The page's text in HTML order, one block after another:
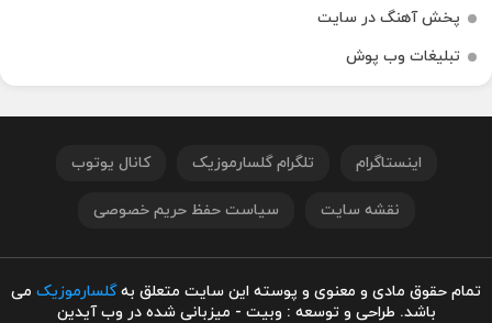
پخش آهنگ در سایت
تبلیغات وب پوش
اینستاگرام تلگرام گلسارموزیک کانال یوتوب
نقشه سایت سیاست حفظ حریم خصوصی
تمام حقوق مادی و معنوی و پوسته این سایت متعلق بهگلسارموزیک می
باشد. طراحی و توسعه : وبیت - میزبانی شده در وب آیدین